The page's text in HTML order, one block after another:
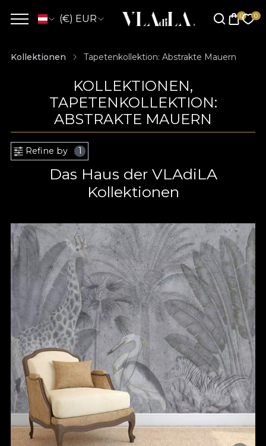
(€) EUR
Kollektionen Tapetenkollektion: Abstrakte Mauern
KOLLEKTIONEN,
TAPETENKOLLEKTION:
ABSTRAKTE MAUERN
Refine by 1
Das Haus der VLAdiLA
Kollektionen